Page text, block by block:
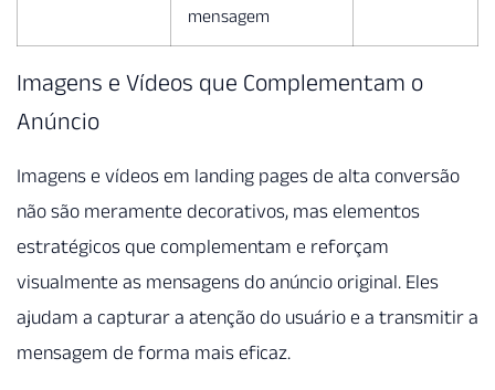
mensagem
Imagens e Vídeos que Complementam o
Anúncio
Imagens e vídeos em landing pages de alta conversão
não são meramente decorativos, mas elementos
estratégicos que complementam e reforçam
visualmente as mensagens do anúncio original. Eles
ajudam a capturar a atenção do usuário e a transmitir a
mensagem de forma mais eficaz.